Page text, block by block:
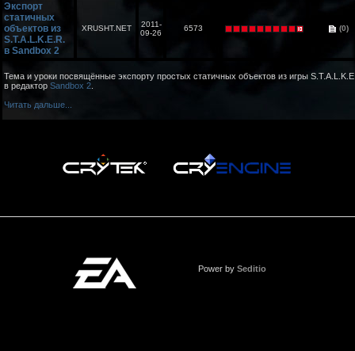
Экспорт
статичных
объектов из
S.T.A.L.K.E.R.
в Sandbox 2
XRUSHT.NET
2011-
09-26
6573 (0)
Тема и уроки посвящённые экспорту простых статичных объектов из игры
в редактор Sandbox 2
Читать дальше...
Power by Seditio